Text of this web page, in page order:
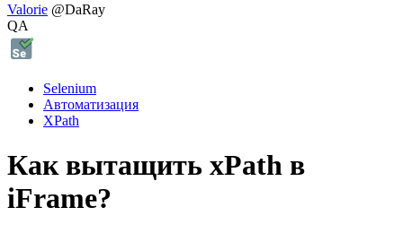
Valorie @DaRay
QA
Selenium
Автоматизация
XPath
Как вытащить xPath в
iFrame?